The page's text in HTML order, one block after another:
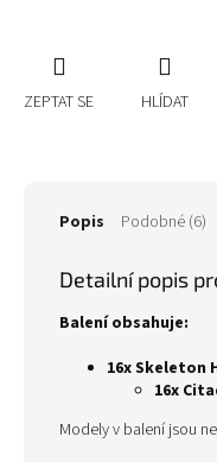
ZEPTAT SE HLÍDAT
Popis Podobné (6)
Detailní popis
Balení obsahuje:
16x Skeleton
16x
Modely v balení jsou